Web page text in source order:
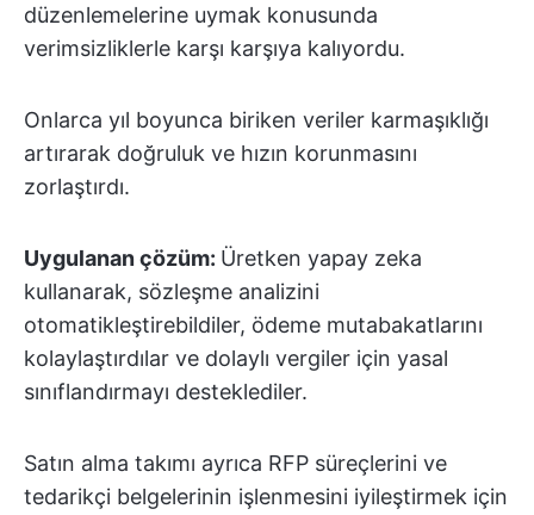
düzenlemelerine uymak konusunda
verimsizliklerle karşı karşıya kalıyordu.
Onlarca yıl boyunca biriken veriler karmaşıklığı
artırarak doğruluk ve hızın korunmasını
zorlaştırdı.
Uygulanan çözüm: Üretken yapay zeka
kullanarak, sözleşme analizini
otomatikleştirebildiler, ödeme mutabakatlarını
kolaylaştırdılar ve dolaylı vergiler için yasal
sınıflandırmayı desteklediler.
Satın alma takımı ayrıca RFP süreçlerini ve
tedarikçi belgelerinin işlenmesini iyileştirmek için